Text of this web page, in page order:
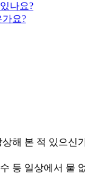
나요?
요?
해 본 적 있으신
등 일상에서 물